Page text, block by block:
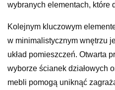
wybranych elementach, które
Kolejnym kluczowym
w minimalistycznym wnętrzu
układ pomieszczeń. Otwarta
wyborze ścianek działowych
mebli pomogą uniknąć